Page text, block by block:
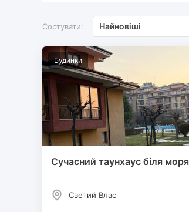
Сортувати: Найновіші
Будинки
Сучасний таунхаус біля моря
Светий Влас